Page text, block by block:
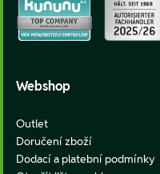
Webshop
Outlet
Doručení zboží
Dodací a platební podmínky